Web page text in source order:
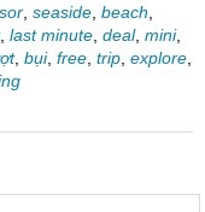
seaside beach
, last minute deal, mini,
, bụi, free trip explore